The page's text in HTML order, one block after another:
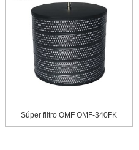
Súper filtro OMF OMF-340FK